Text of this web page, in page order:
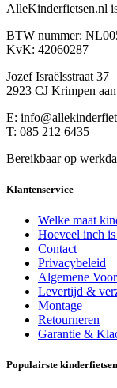
AlleKinderfietsen.nl
BTW nummer:
KvK: 42060287
Jozef Israëlsstraat 37
2923 CJ Krimpen
E:
T: 085 212 6435
Bereikbaar op
Klantenservice
Welke maat
Hoeveel inch
Contact
Privacybeleid
Algemene
Levertijd &
Montage
Retourneren
Garantie &
Populairste kinderfietsen